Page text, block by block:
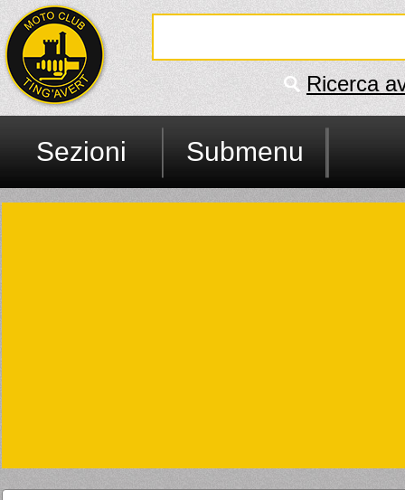
Ricerca
Sezioni Submenu